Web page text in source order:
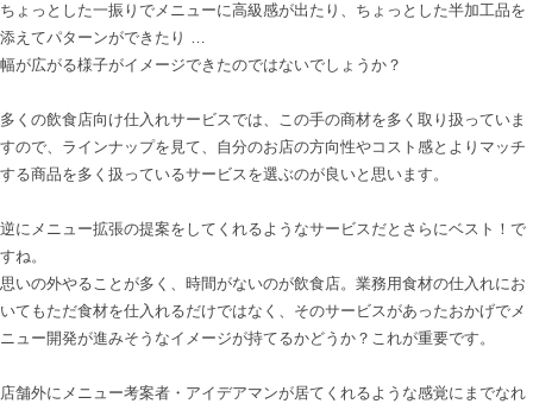
ちょっとした一振りでメニューに高級感が出たり、ちょっとした半加工品を
添えてパターンができたり …
幅が広がる様子がイメージできたのではないでしょうか？
多くの飲食店向け仕入れサービスでは、この手の商材を多く取り扱っていま
すので、ラインナップを見て、自分のお店の方向性やコスト感とよりマッチ
する商品を多く扱っているサービスを選ぶのが良いと思います。
逆にメニュー拡張の提案をしてくれるようなサービスだとさらにベスト！で
すね。
思いの外やることが多く、時間がないのが飲食店。業務用食材の仕入れにお
いてもただ食材を仕入れるだけではなく、そのサービスがあったおかげでメ
ニュー開発が進みそうなイメージが持てるかどうか？これが重要です。
店舗外にメニュー考案者・アイデアマンが居てくれるような感覚にまでなれ